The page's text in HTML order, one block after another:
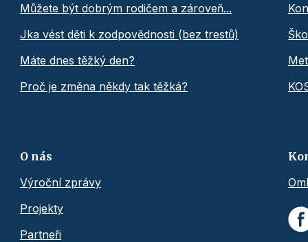
Můžete být dobrým rodičem a zároveň...
Jka vést děti k zodpovědnosti (bez trestů)
Máte dnes těžký den?
Proč je změna někdy tak těžká?
O nás
Výroční zprávy
Projekty
Partneři